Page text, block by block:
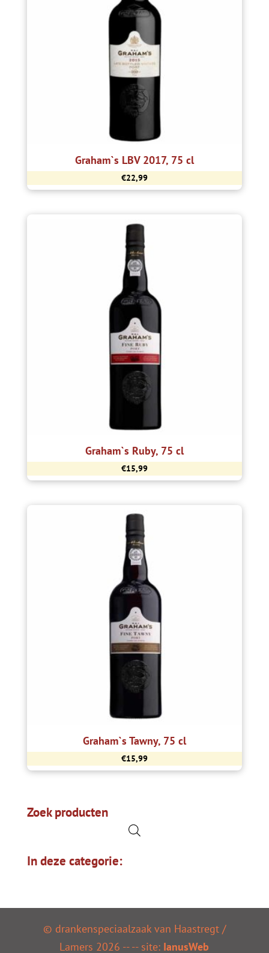
Graham`s LBV 2017, 75 cl
€22,99
Graham`s Ruby, 75 cl
€15,99
Graham`s Tawny, 75 cl
€15,99
Zoek producten
In deze categorie:
© drankenspeciaalzaak van Haastregt /
Lamers 2026 ---- site: IanusWeb